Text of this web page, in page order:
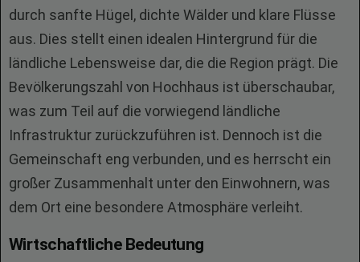
durch sanfte Hügel, dichte Wälder und klare Flüsse
aus. Dies stellt einen idealen Hintergrund für die
ländliche Lebensweise dar, die die Region prägt. Die
Bevölkerungszahl von Hochhaus ist überschaubar,
was zum Teil auf die vorwiegend ländliche
Infrastruktur zurückzuführen ist. Dennoch ist die
Gemeinschaft eng verbunden, und es herrscht ein
großer Zusammenhalt unter den Einwohnern, was
dem Ort eine besondere Atmosphäre verleiht.
Wirtschaftliche Bedeutung